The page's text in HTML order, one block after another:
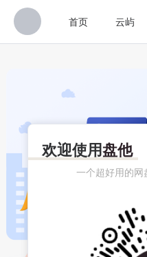
首页 云屿
欢迎使用盘他
一个超好用的网